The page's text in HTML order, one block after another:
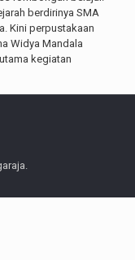
berdirinya SMA
Kini perpustakaan
Widya Mandala
kegiatan